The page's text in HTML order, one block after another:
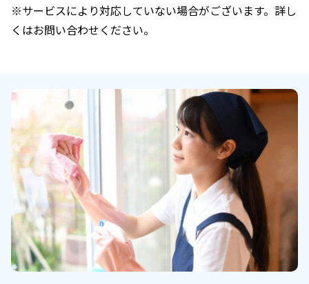
※サービスにより対応していない場合がございます。詳し
くはお問い合わせください。